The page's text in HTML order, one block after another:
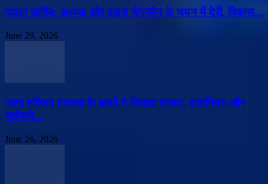
पांवटा साहिब: अध्यक्ष और वाइस चेयरमैन के चयन में देरी, विकास...
June 29, 2026
जामा मस्जिद मदरसा के बच्चों ने पिलाया शरबत, इंसानियत और
भाईचारे...
June 26, 2026